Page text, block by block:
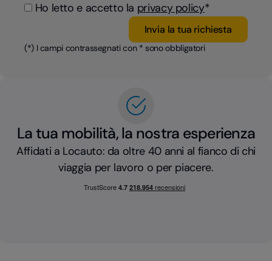
Ho letto e accetto la privacy policy*
(*) I campi contrassegnati con * sono obbligatori
La tua mobilità, la nostra esperienza
Affidati a Locauto: da oltre 40 anni al fianco di chi
viaggia per lavoro o per piacere.